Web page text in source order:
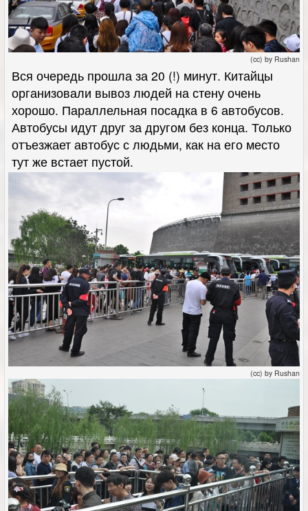
(cc) by Rushan
Вся очередь прошла за 20 (!) минут. Китайцы
организовали вывоз людей на стену очень
хорошо. Параллельная посадка в 6 автобусов.
Автобусы идут друг за другом без конца. Только
отъезжает автобус с людьми, как на его место
тут же встает пустой.
(cc) by Rushan